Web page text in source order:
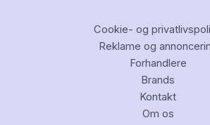
Cookie- og
Reklame og
Forhandlere
Brands
Kontakt
Om os